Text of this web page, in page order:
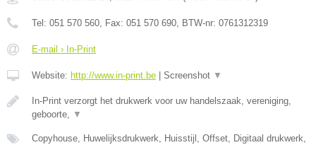
Tel: 051 570 560, Fax: 051 570 690, BTW-nr: 0761312319
E-mail › In-Print
Website: http://www.in-print.be Screenshot ▼
In-Print verzorgt het drukwerk voor uw handelszaak, vereniging,
geboorte, ▼
Copyhouse, Huwelijksdrukwerk, Huisstijl, Offset, Digitaal drukwerk,